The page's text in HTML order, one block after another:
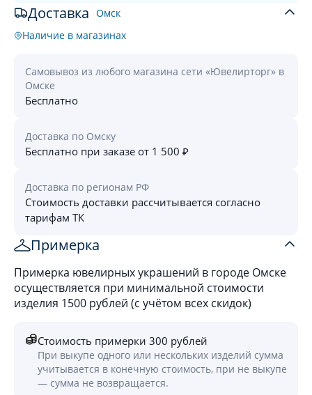
Доставка Омск
Наличие в магазинах
Самовывоз из любого магазина сети «Ювелирторг» в
Омске
Бесплатно
Доставка по Омску
Бесплатно при заказе от 1 500 ₽
Доставка по регионам РФ
Стоимость доставки рассчитывается согласно
тарифам ТК
Примерка
Примерка ювелирных украшений в городе Омске
осуществляется при минимальной стоимости
изделия 1500 рублей (с учётом всех скидок)
Стоимость примерки 300 рублей
При выкупе одного или нескольких изделий сумма
учитывается в конечную стоимость, при не выкупе
— сумма не возвращается.